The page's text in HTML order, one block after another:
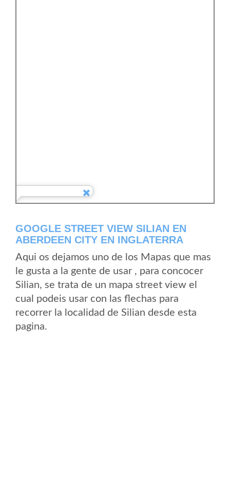
GOOGLE STREET VIEW SILIAN EN
ABERDEEN CITY EN INGLATERRA
Aqui os dejamos uno de los Mapas que mas
le gusta a la gente de usar , para concocer
Silian, se trata de un mapa street view el
cual podeis usar con las flechas para
recorrer la localidad de Silian desde esta
pagina.